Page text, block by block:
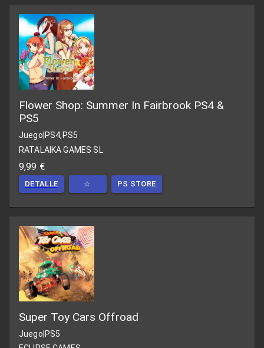
Flower Shop: Summer In Fairbrook PS4 &
PS5
Juego PS4,PS5
RATALAIKA GAMES SL
9,99 €
DETALLE ☆ PS STORE
Super Toy Cars Offroad
Juego|PS5